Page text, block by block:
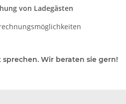
von Ladegästen
Wir beraten sie gern!